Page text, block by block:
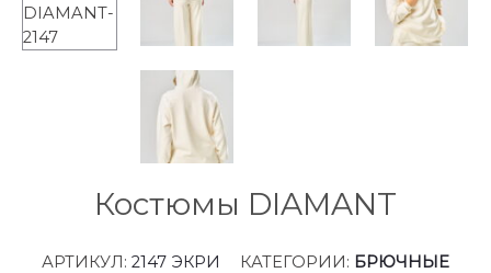
Костюмы DIAMANT
АРТИКУЛ: 2147 ЭКРИ КАТЕГОРИИ: БРЮЧНЫЕ